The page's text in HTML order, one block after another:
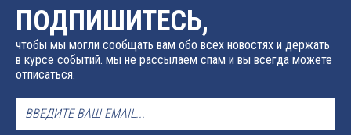
ПОДПИШИТЕСЬ,
чтобы мы могли сообщать вам обо всех новостях и держать
в курсе событий. мы не рассылаем спам и вы всегда можете
отписаться.